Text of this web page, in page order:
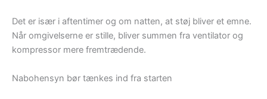
Det er især i aftentimer og om natten, at støj bliver et emne.
Når omgivelserne er stille, bliver summen fra ventilator og
kompressor mere fremtrædende.
Nabohensyn bør tænkes ind fra starten